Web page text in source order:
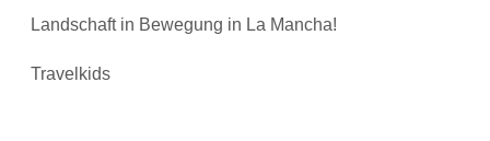
Landschaft in Bewegung in La Mancha!
Travelkids